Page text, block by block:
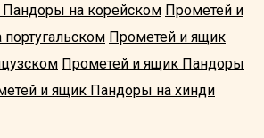
на корейском Прометей и
Прометей и ящик
Прометей и ящик Пандоры
и ящик Пандоры на хинди